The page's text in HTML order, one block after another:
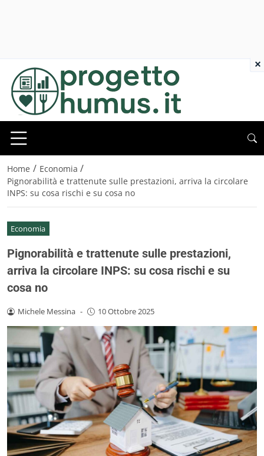
Home / Economia /
Pignorabilità e trattenute sulle prestazioni, arriva la circolare
INPS: su cosa rischi e su cosa no
Economia
Pignorabilità e trattenute sulle prestazioni,
arriva la circolare INPS: su cosa rischi e su
cosa no
Michele Messina - 10 Ottobre 2025
×